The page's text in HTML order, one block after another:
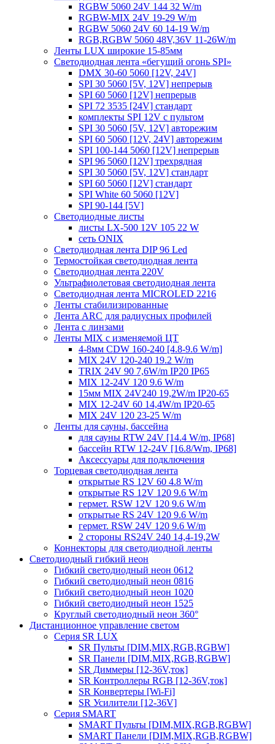
RGBW 5060 24V 144 32 W/m
RGBW-MIX 24V 19-29 W/m
RGBW 5060 24V 60 14-19 W/m
RGB,RGBW 5060 48V,36V 11-26W/m
Ленты LUX широкие 15-85мм
Светодиодная лента «бегущий огонь SPI»
DMX 30-60 5060 [12V, 24V]
SPI 30 5060 [5V, 12V] непрерыв
SPI 60 5060 [12V] непрерыв
SPI 72 3535 [24V] стандарт
комплекты SPI 12V с пультом
SPI 30 5060 [5V, 12V] авторежим
SPI 60 5060 [12V, 24V] авторежим
SPI 100-144 5060 [12V] непрерыв
SPI 96 5060 [12V] трехрядная
SPI 30 5060 [5V, 12V] стандарт
SPI 60 5060 [12V] стандарт
SPI White 60 5060 [12V]
SPI 90-144 [5V]
Светодиодные листы
листы LX-500 12V 105 22 W
сеть ONIX
Светодиодная лента DIP 96 Led
Термостойкая светодиодная лента
Светодиодная лента 220V
Ультрафиолетовая светодиодная лента
Светодиодная лента MICROLED 2216
Ленты стабилизированные
Лента ARC для радиусных профилей
Лента с линзами
Ленты MIX с изменяемой ЦТ
4-8мм CDW 160-240 [4.8-9.6 W/m]
MIX 24V 120-240 19.2 W/m
TRIX 24V 90 7,6W/m IP20 IP65
MIX 12-24V 120 9.6 W/m
15мм MIX 24V240 19,2W/m IP20-65
MIX 12-24V 60 14,4W/m IP20-65
MIX 24V 120 23-25 W/m
Ленты для сауны, бассейна
для сауны RTW 24V [14.4 W/m, IP68]
бассейн RTW 12-24V [16.8/Wm, IP68]
Аксессуары для подключения
Торцевая светодиодная лента
открытые RS 12V 60 4.8 W/m
открытые RS 12V 120 9.6 W/m
гермет. RSW 12V 120 9.6 W/m
открытые RS 24V 120 9.6 W/m
гермет. RSW 24V 120 9.6 W/m
2 стороны RS24V 240 14,4-19,2W
Коннекторы для светодиодной ленты
Светодиодный гибкий неон
Гибкий светодиодный неон 0612
Гибкий светодиодный неон 0816
Гибкий светодиодный неон 1020
Гибкий светодиодный неон 1525
Круглый светодиодный неон 360°
Дистанционное управление светом
Серия SR LUX
SR Пульты [DIM,MIX,RGB,RGBW]
SR Панели [DIM,MIX,RGB,RGBW]
SR Диммеры [12-36V,ток]
SR Контроллеры RGB [12-36V,ток]
SR Конвертеры [Wi-Fi]
SR Усилители [12-36V]
Серия SMART
SMART Пульты [DIM,MIX,RGB,RGBW]
SMART Панели [DIM,MIX,RGB,RGBW]